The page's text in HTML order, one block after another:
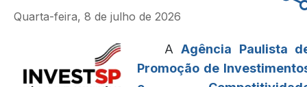
Quarta-feira, 8 de julho de 2026
AAgência Paulista
Promoção de